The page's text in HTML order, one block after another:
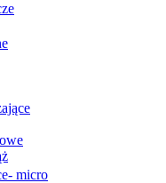
micro